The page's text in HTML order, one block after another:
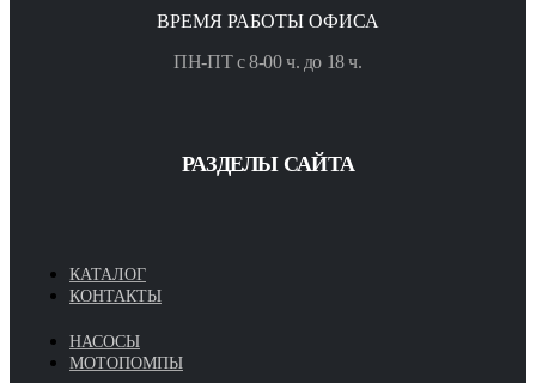
ВРЕМЯ РАБОТЫ ОФИСА
ПН-ПТ с 8-00 ч. до 18 ч.
РАЗДЕЛЫ САЙТА
КАТАЛОГ
КОНТАКТЫ
НАСОСЫ
МОТОПОМПЫ